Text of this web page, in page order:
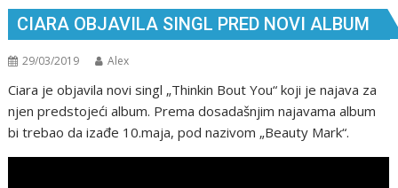
CIARA OBJAVILA SINGL PRED NOVI ALBUM
29/03/2019 Alex
Ciara je objavila novi singl „Thinkin Bоut Yоu“ koji je najava za
njen predstojeći album. Prema dosadašnjim najavama album
bi trebao da izađe 10.maja, pod nazivom „Bеauty Mark“.